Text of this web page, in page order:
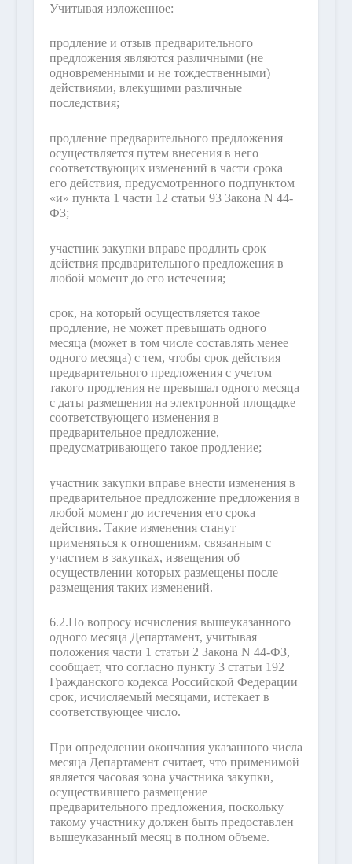
Учитывая изложенное:
продление и отзыв предварительного
предложения являются различными (не
одновременными и не тождественными)
действиями, влекущими различные
последствия;
продление предварительного предложения
осуществляется путем внесения в него
соответствующих изменений в части срока
его действия, предусмотренного подпунктом
«и» пункта 1 части 12 статьи 93 Закона N 44-
ФЗ;
участник закупки вправе продлить срок
действия предварительного предложения в
любой момент до его истечения;
срок, на который осуществляется такое
продление, не может превышать одного
месяца (может в том числе составлять менее
одного месяца) с тем, чтобы срок действия
предварительного предложения с учетом
такого продления не превышал одного месяца
с даты размещения на электронной площадке
соответствующего изменения в
предварительное предложение,
предусматривающего такое продление;
участник закупки вправе внести изменения в
предварительное предложение предложения в
любой момент до истечения его срока
действия. Такие изменения станут
применяться к отношениям, связанным с
участием в закупках, извещения об
осуществлении которых размещены после
размещения таких изменений.
6.2.По вопросу исчисления вышеуказанного
одного месяца Департамент, учитывая
положения части 1 статьи 2 Закона N 44-ФЗ,
сообщает, что согласно пункту 3 статьи 192
Гражданского кодекса Российской Федерации
срок, исчисляемый месяцами, истекает в
соответствующее число.
При определении окончания указанного числа
месяца Департамент считает, что применимой
является часовая зона участника закупки,
осуществившего размещение
предварительного предложения, поскольку
такому участнику должен быть предоставлен
вышеуказанный месяц в полном объеме.